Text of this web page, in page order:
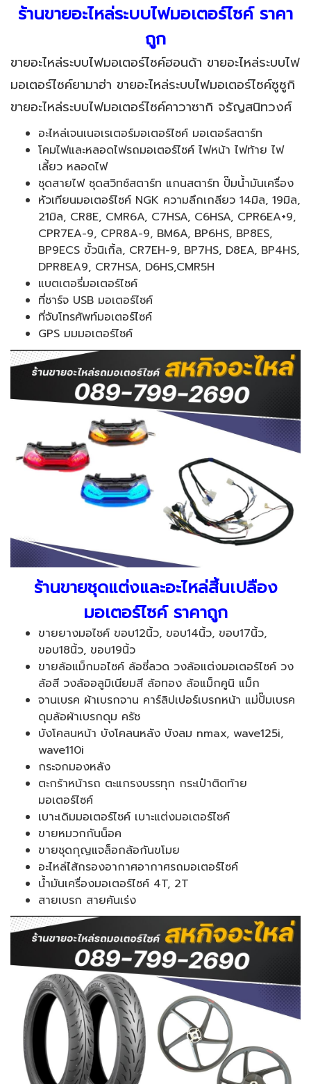
ร้านขายอะไหล่ระบบไฟมอเตอร์ไซค์ ราคา
ถูก
ขายอะไหล่ระบบไฟมอเตอร์ไซค์ฮอนด้า ขายอะไหล่ระบบไฟ
มอเตอร์ไซค์ยามาฮ่า ขายอะไหล่ระบบไฟมอเตอร์ไซค์ซูซูกิ
ขายอะไหล่ระบบไฟมอเตอร์ไซค์คาวาซากิ จรัญสนิทวงศ์
อะไหล่เจนเนอเรเตอร์มอเตอร์ไซค์ มอเตอร์สตาร์ท
โคมไฟและหลอดไฟรถมอเตอร์ไซค์ ไฟหน้า ไฟท้าย ไฟ
เลี้ยว หลอดไฟ
ชุดสายไฟ ชุดสวิทช์สตาร์ท แกนสตาร์ท ปั๊มน้ำมันเครื่อง
หัวเทียนมอเตอร์ไซค์ NGK ความลึกเกลียว 14มิล, 19มิล,
21มิล, CR8E, CMR6A, C7HSA, C6HSA, CPR6EA+9,
CPR7EA-9, CPR8A-9, BM6A, BP6HS, BP8ES,
BP9ECS ขั้วนิเกิ้ล, CR7EH-9, BP7HS, D8EA, BP4HS,
DPR8EA9, CR7HSA, D6HS,CMR5H
แบตเตอรี่มอเตอร์ไซค์
ที่ชาร์จ USB มอเตอร์ไซค์
ที่จับโทรศัพท์มอเตอร์ไซค์
GPS มมมอเตอร์ไซค์
ร้านขายชุดแต่งและอะไหล่สิ้นเปลือง
มอเตอร์ไซค์ ราคาถูก
ขายยางมอไซค์ ขอบ12นิ้ว, ขอบ14นิ้ว, ขอบ17นิ้ว,
ขอบ18นิ้ว, ขอบ19นิ้ว
ขายล้อแม็กมอไซค์ ล้อซี่ลวด วงล้อแต่งมอเตอร์ไซค์ วง
ล้อสี วงล้ออลูมิเนียมสี ล้อทอง ล้อแม็กคูนิ แม็ก
จานเบรค ผ้าเบรกจาน คาร์ลิปเปอร์เบรกหน้า แม่ปั๊มเบรค
ดุมล้อผ้าเบรกดุม ครัช
บังโคลนหน้า บังโคลนหลัง บังลม nmax, wave125i,
wave110i
กระจกมองหลัง
ตะกร้าหน้ารถ ตะแกรงบรรทุก กระเป๋าติดท้าย
มอเตอร์ไซค์
เบาะเดิมมอเตอร์ไซค์ เบาะแต่งมอเตอร์ไซค์
ขายหมวกกันน็อค
ขายชุดกุญแจล็อกล้อกันขโมย
อะไหล่ไส้กรองอากาศอากาศรถมอเตอร์ไซค์
น้ำมันเครื่องมอเตอร์ไซค์ 4T, 2T
สายเบรก สายคันเร่ง